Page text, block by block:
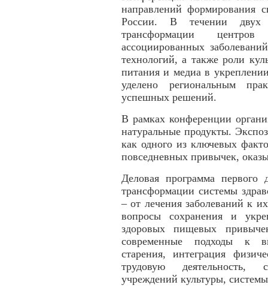
направлений формирования
России. В течении двух
трансформации
ассоциированных
технологий, а также роли
питания и медиа в
уделено региональным
успешных решений.
В рамках конференции
натуральные продукты.
как одного из ключевых
повседневных привычек,
Деловая программа первого
трансформации системы
– от лечения заболеваний к
вопросы сохранения и
здоровых пищевых
современные подходы к
старения, интеграция
трудовую деятельность,
учреждений культуры,